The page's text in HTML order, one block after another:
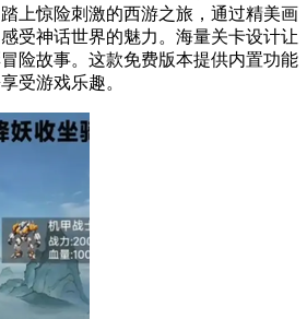
上惊险刺激的西游之旅，通过精美画
受神话世界的魅力。海量关卡设计让
险故事。这款免费版本提供内置功能
受游戏乐趣。